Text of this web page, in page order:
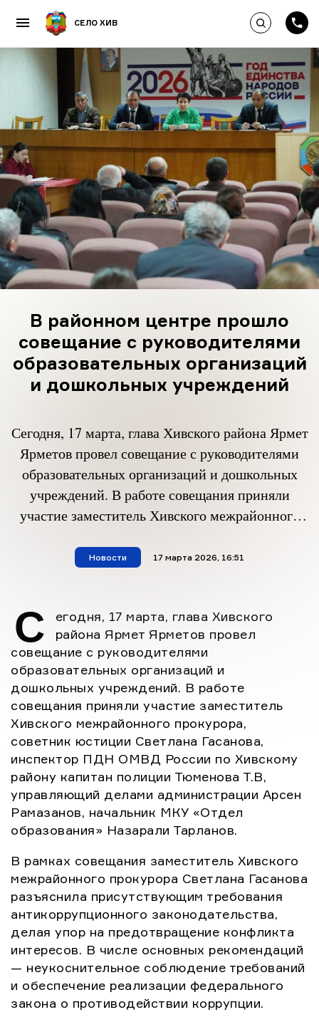
Пропустить и перейти к
СЕЛО ХИВ Выполнить
В районном центре прошло
совещание с руководителями
образовательных организаций
и дошкольных учреждений
Сегодня, 17 марта, глава Хивского района Ярмет
Ярметов провел совещание с руководителями
образовательных организаций и дошкольных
учреждений. В работе совещания приняли
участие заместитель Хивского межрайонного
Гасанова, инспектор ПДН ОМВД России по
Арсен Рамазанов, начальник МКУ «Отдел
образования» Назарали Тарланов. В рамках
совещания […]
Новости материал опубликован
17 марта 2026, 16:51
С
егодня, 17 марта, глава Хивского
района Ярмет Ярметов провел
совещание с руководителями
образовательных организаций и
дошкольных учреждений. В работе
совещания приняли участие заместитель
Хивского межрайонного прокурора,
советник юстиции Светлана Гасанова,
инспектор ПДН ОМВД России по Хивскому
району капитан полиции Тюменова Т.В,
управляющий делами администрации Арсен
Рамазанов, начальник МКУ «Отдел
образования» Назарали Тарланов.
В рамках совещания заместитель Хивского
межрайонного прокурора Светлана Гасанова
разъяснила присутствующим требования
антикоррупционного законодательства,
делая упор на предотвращение конфликта
интересов. В числе основных рекомендаций
— неукоснительное соблюдение требований
и обеспечение реализации федерального
закона о противодействии коррупции.